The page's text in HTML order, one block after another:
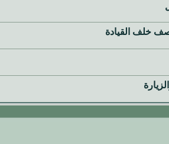
خلف القيادة